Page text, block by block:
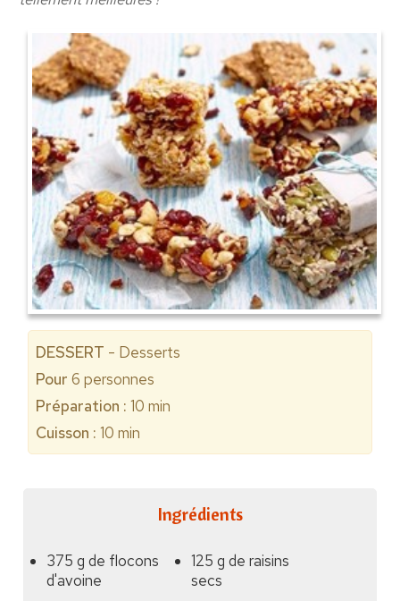
DESSERT - Desserts
Pour 6 personnes
Préparation : 10 min
Cuisson : 10 min
Ingrédients
375 g de flocons
d'avoine
125 g de raisins
secs